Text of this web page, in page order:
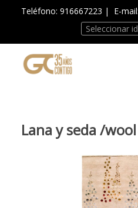
Teléfono: 916667223 | E-mail:
Seleccionar
Lana y seda /